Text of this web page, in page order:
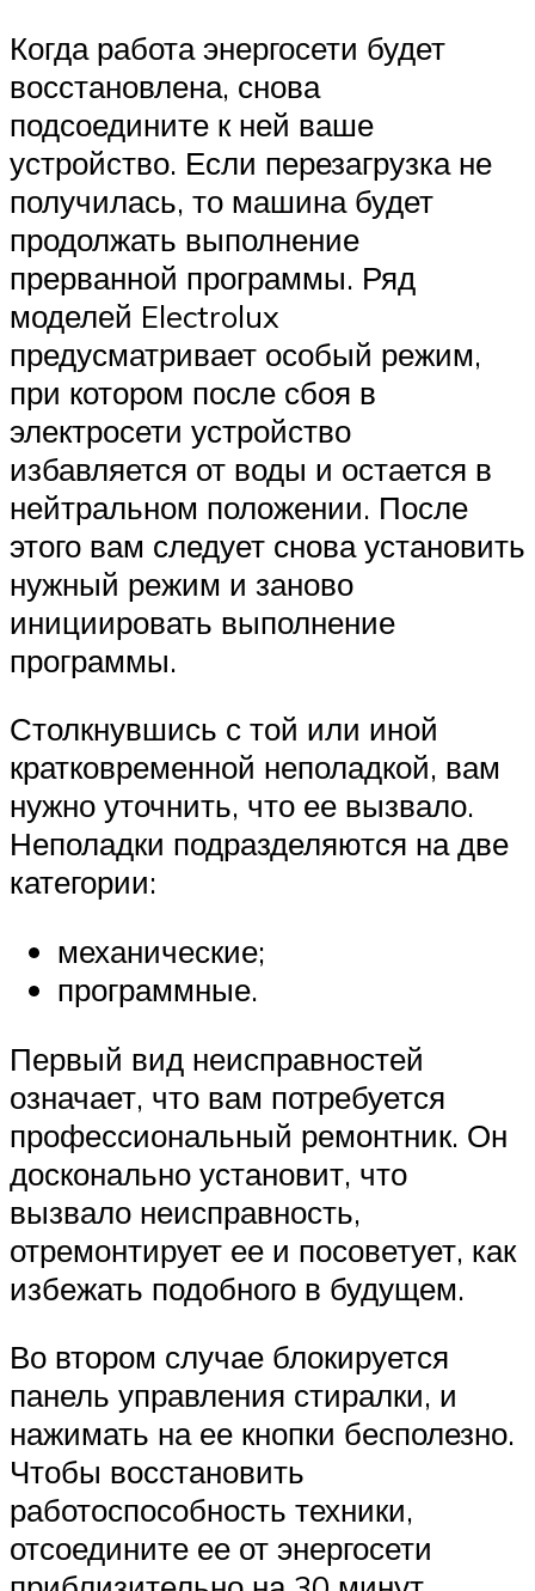
Когда работа энергосети будет
восстановлена, снова
подсоедините к ней ваше
устройство. Если перезагрузка не
получилась, то машина будет
продолжать выполнение
прерванной программы. Ряд
моделей Electrolux
предусматривает особый режим,
при котором после сбоя в
электросети устройство
избавляется от воды и остается в
нейтральном положении. После
этого вам следует снова установить
нужный режим и заново
инициировать выполнение
программы.
Столкнувшись с той или иной
кратковременной неполадкой, вам
нужно уточнить, что ее вызвало.
Неполадки подразделяются на две
категории:
механические;
программные.
Первый вид неисправностей
означает, что вам потребуется
профессиональный ремонтник. Он
досконально установит, что
вызвало неисправность,
отремонтирует ее и посоветует, как
избежать подобного в будущем.
Во втором случае блокируется
панель управления стиралки, и
нажимать на ее кнопки бесполезно.
Чтобы восстановить
работоспособность техники,
отсоедините ее от энергосети